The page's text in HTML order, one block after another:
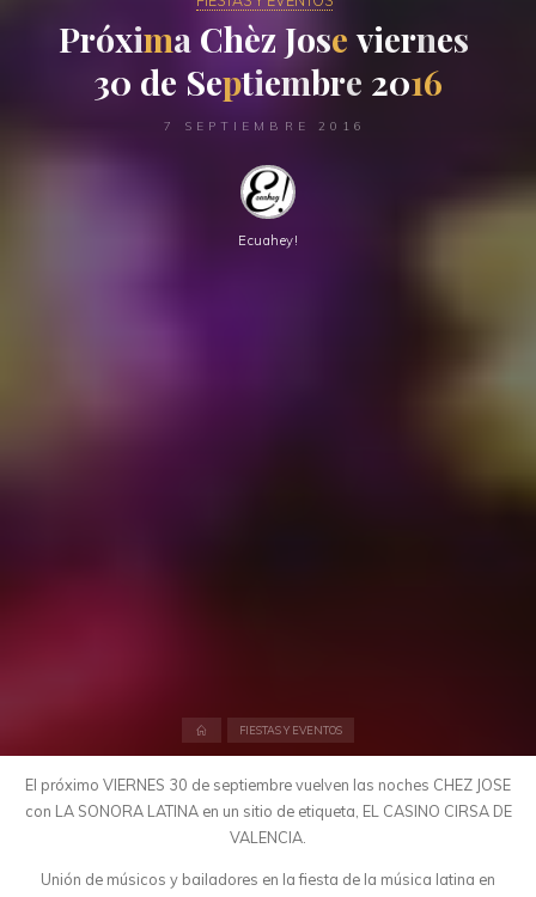
Próxima Chèz Jose viernes
30 de Septiembre 2016
7 SEPTIEMBRE 2016
Ecuahey!
FIESTAS Y EVENTOS
El próximo VIERNES 30 de septiembre vuelven las noches CHEZ JOSE
con LA SONORA LATINA en un sitio de etiqueta, EL CASINO CIRSA DE
VALENCIA.
Unión de músicos y bailadores en la fiesta de la música latina en